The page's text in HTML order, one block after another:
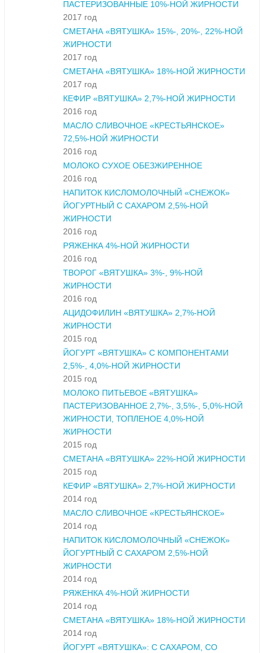
ПАСТЕРИЗОВАННЫЕ 10%-НОЙ ЖИРНОСТИ
2017 год
СМЕТАНА «ВЯТУШКА» 15%-, 20%-, 22%-НОЙ
ЖИРНОСТИ
2017 год
СМЕТАНА «ВЯТУШКА» 18%-НОЙ ЖИРНОСТИ
2017 год
КЕФИР «ВЯТУШКА» 2,7%-НОЙ ЖИРНОСТИ
2016 год
МАСЛО СЛИВОЧНОЕ «КРЕСТЬЯНСКОЕ»
72,5%-НОЙ ЖИРНОСТИ
2016 год
МОЛОКО СУХОЕ ОБЕЗЖИРЕННОЕ
2016 год
НАПИТОК КИСЛОМОЛОЧНЫЙ «СНЕЖОК»
ЙОГУРТНЫЙ С САХАРОМ 2,5%-НОЙ
ЖИРНОСТИ
2016 год
РЯЖЕНКА 4%-НОЙ ЖИРНОСТИ
2016 год
ТВОРОГ «ВЯТУШКА» 3%-, 9%-НОЙ
ЖИРНОСТИ
2016 год
АЦИДОФИЛИН «ВЯТУШКА» 2,7%-НОЙ
ЖИРНОСТИ
2015 год
ЙОГУРТ «ВЯТУШКА» С КОМПОНЕНТАМИ
2,5%-, 4,0%-НОЙ ЖИРНОСТИ
2015 год
МОЛОКО ПИТЬЕВОЕ «ВЯТУШКА»
ПАСТЕРИЗОВАННОЕ 2,7%-, 3,5%-, 5,0%-НОЙ
ЖИРНОСТИ, ТОПЛЕНОЕ 4,0%-НОЙ
ЖИРНОСТИ
2015 год
СМЕТАНА «ВЯТУШКА» 22%-НОЙ ЖИРНОСТИ
2015 год
КЕФИР «ВЯТУШКА» 2,7%-НОЙ ЖИРНОСТИ
2014 год
МАСЛО СЛИВОЧНОЕ «КРЕСТЬЯНСКОЕ»
2014 год
НАПИТОК КИСЛОМОЛОЧНЫЙ «СНЕЖОК»
ЙОГУРТНЫЙ С САХАРОМ 2,5%-НОЙ
ЖИРНОСТИ
2014 год
РЯЖЕНКА 4%-НОЙ ЖИРНОСТИ
2014 год
СМЕТАНА «ВЯТУШКА» 18%-НОЙ ЖИРНОСТИ
2014 год
ЙОГУРТ «ВЯТУШКА»: С САХАРОМ, СО